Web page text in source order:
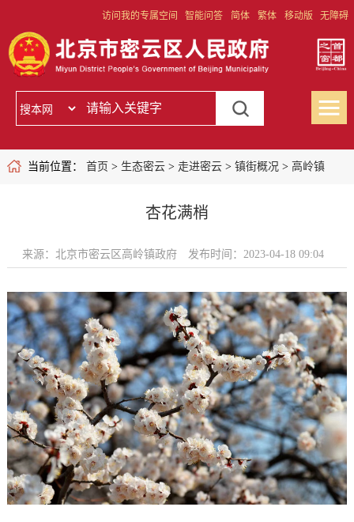
访问我的专属空间 智能问答 简体 繁体 移动版 无障碍
当前位置： 首页 > 生态密云> 走进密云> 镇街概况 > 高岭镇
杏花满梢
来源：北京市密云区高岭镇政府 发布时间：2023-04-18 09:04